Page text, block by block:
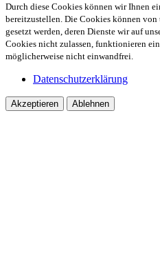
Durch diese Cookies können wir Ihnen
bereitzustellen. Die Cookies können
gesetzt werden, deren Dienste wir auf
Cookies nicht zulassen, funktionieren
möglicherweise nicht einwandfrei.
Datenschutzerklärung
Akzeptieren Ablehnen